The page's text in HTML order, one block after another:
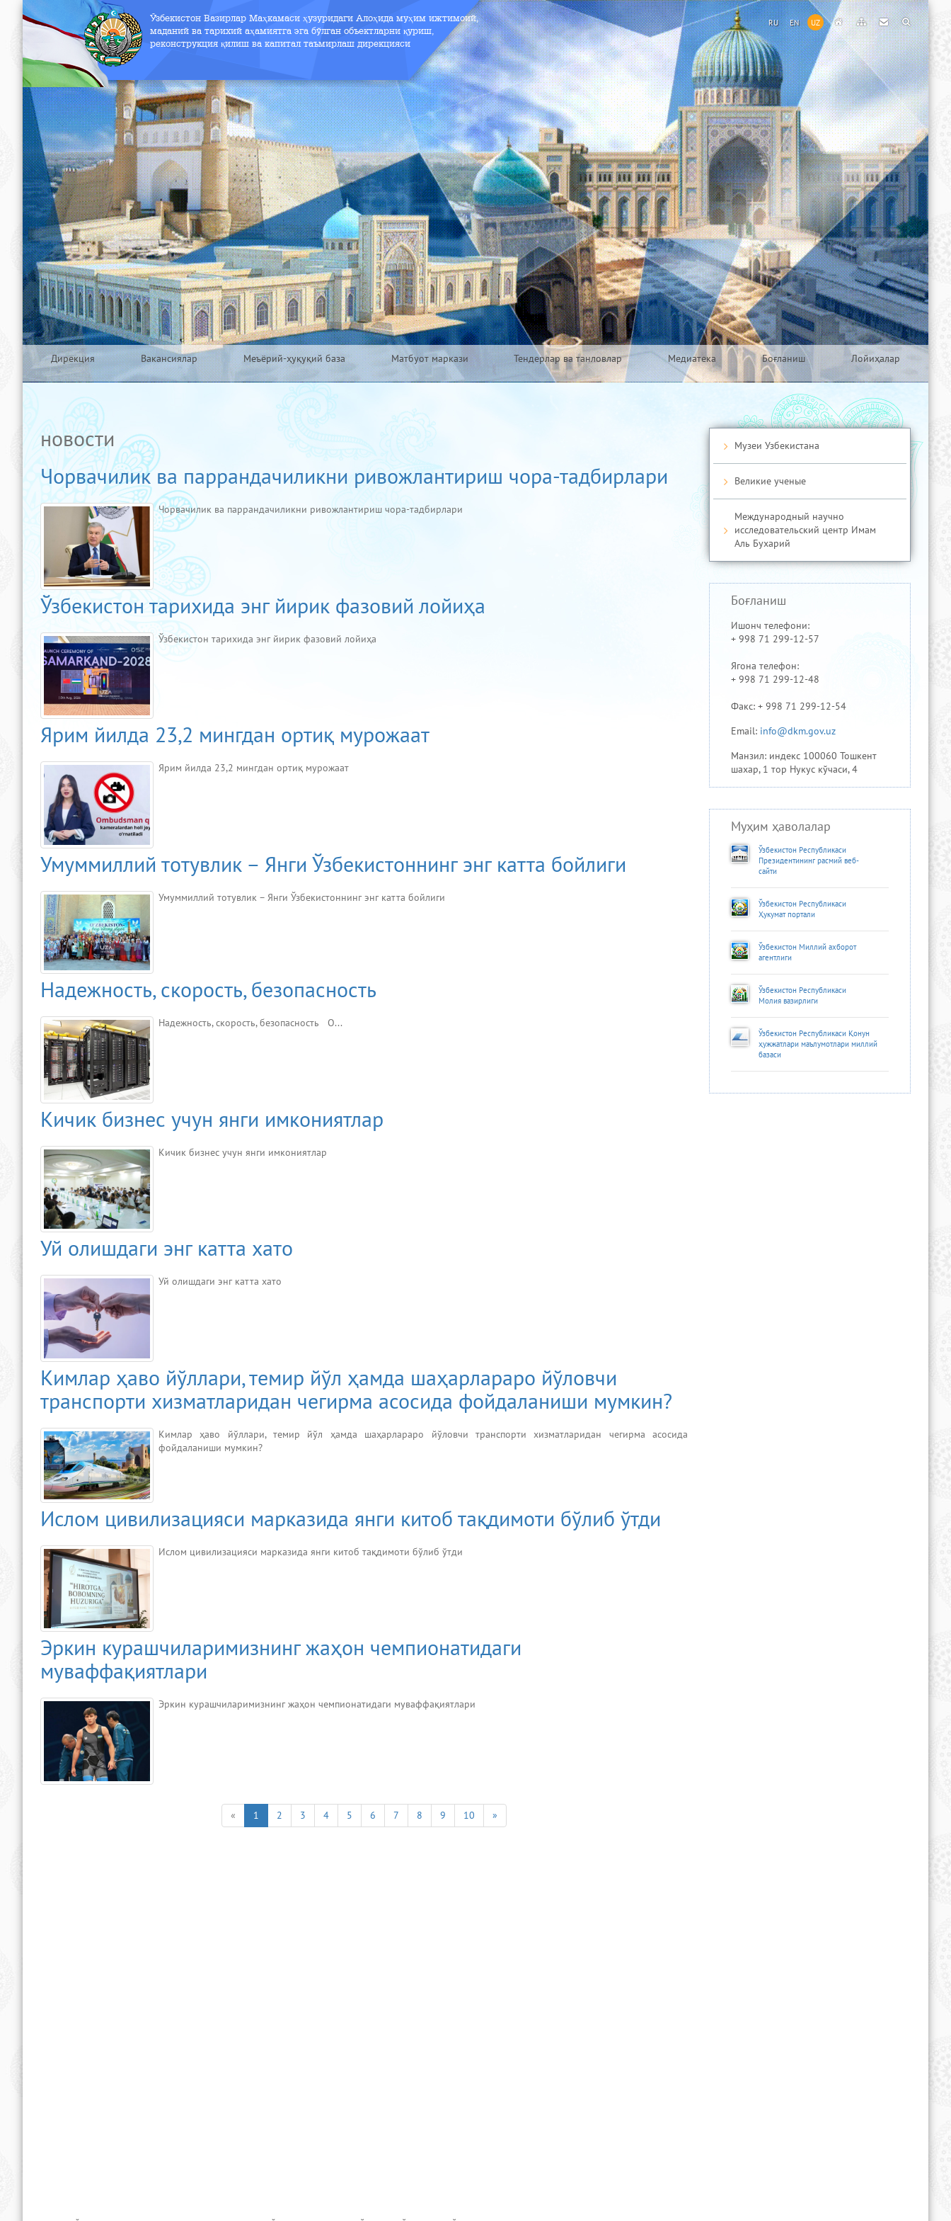
RU EN UZ
Ўзбекистон Вазирлар Маҳкамаси ҳузуридаги Алоҳида муҳим ижтимоий,
маданий ва тарихий аҳамиятга эга бўлган объектларни қуриш,
реконструкция қилиш ва капитал таъмирлаш дирекцияси
Дирекция Вакансиялар Меъёрий-ҳуқуқий база Матбуот маркази Тендерлар ва танловлар Медиатека Боғланиш Лойиҳалар
новости
Чорвачилик ва паррандачиликни ривожлантириш чора-тадбирлари
Чорвачилик ва паррандачиликни ривожлантириш чора-тадбирлари
Ўзбекистон тарихида энг йирик фазовий лойиҳа
Ўзбекистон тарихида энг йирик фазовий лойиҳа
Ярим йилда 23,2 мингдан ортиқ мурожаат
Ярим йилда 23,2 мингдан ортиқ мурожаат
Умуммиллий тотувлик – Янги Ўзбекистоннинг энг катта бойлиги
Умуммиллий тотувлик – Янги Ўзбекистоннинг энг катта бойлиги
Надежность, скорость, безопасность
Надежность, скорость, безопасность О...
Кичик бизнес учун янги имкониятлар
Кичик бизнес учун янги имкониятлар
Уй олишдаги энг катта хато
Уй олишдаги энг катта хато
Кимлар ҳаво йўллари, темир йўл ҳамда шаҳарлараро йўловчи
транспорти хизматларидан чегирма асосида фойдаланиши мумкин?
Кимлар ҳаво йўллари, темир йўл ҳамда шаҳарлараро йўловчи транспорти хизматларидан чегирма асосида
фойдаланиши мумкин?
Ислом цивилизацияси марказида янги китоб тақдимоти бўлиб ўтди
Ислом цивилизацияси марказида янги китоб тақдимоти бўлиб ўтди
Эркин курашчиларимизнинг жаҳон чемпионатидаги
муваффақиятлари
Эркин курашчиларимизнинг жаҳон чемпионатидаги муваффақиятлари
« 1 2 3 4 5 6 7 8 9 10 »
Музеи Узбекистана
Великие ученые
Международный научно
исследовательский центр Имам
Аль Бухарий
Боғланиш
Ишонч телефони:
+ 998 71 299-12-57
Ягона телефон:
+ 998 71 299-12-48
Факс: + 998 71 299-12-54
Email: info@dkm.gov.uz
Манзил: индекс 100060 Тошкент
шахар, 1 тор Нукус кўчаси, 4
Муҳим ҳаволалар
Ўзбекистон Республикаси
Президентининг расмий веб-
сайти
Ўзбекистон Республикаси
Ҳукумат портали
Ўзбекистон Миллий ахборот
агентлиги
Ўзбекистон Республикаси
Молия вазирлиги
Ўзбекистон Республикаси Қонун
ҳужжатлари маълумотлари миллий
базаси